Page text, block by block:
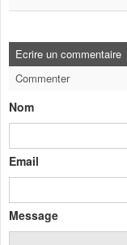
Ecrire un commentaire
Commenter
Nom
Email
Message